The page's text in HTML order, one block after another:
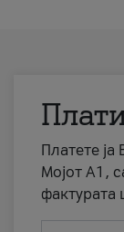
Платете ја
Мојот А1,
фактурата